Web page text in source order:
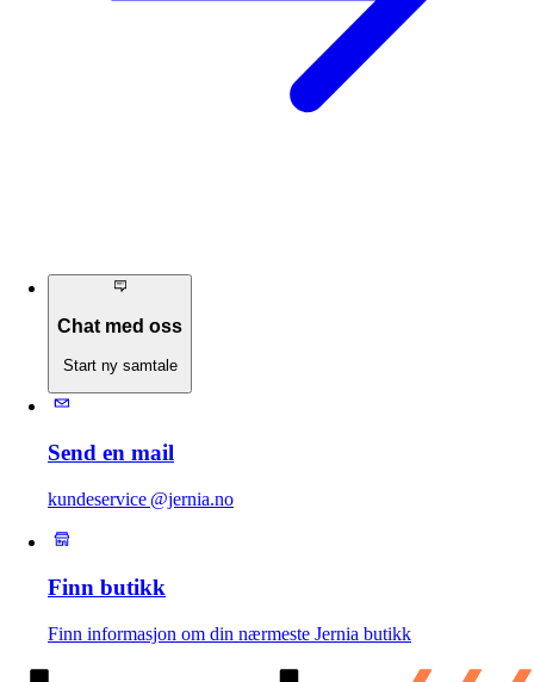
Chat med oss
Start ny samtale
Send en mail
kundeservice @jernia.no
Finn butikk
Finn informasjon om din nærmeste Jernia butikk